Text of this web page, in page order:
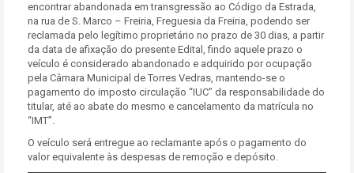
encontrar abandonada em transgressão ao Código da Estrada,
na rua de S. Marco – Freiria, Freguesia da Freiria, podendo ser
reclamada pelo legítimo proprietário no prazo de 30 dias, a partir
da data de afixação do presente Edital, findo aquele prazo o
veículo é considerado abandonado e adquirido por ocupação
pela Câmara Municipal de Torres Vedras, mantendo-se o
pagamento do imposto circulação “IUC” da responsabilidade do
titular, até ao abate do mesmo e cancelamento da matrícula no
“IMT”.
O veículo será entregue ao reclamante após o pagamento do
valor equivalente às despesas de remoção e depósito.